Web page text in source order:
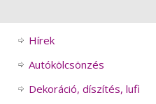
Hírek
Autókölcsönzés
Dekoráció, díszítés, lufi